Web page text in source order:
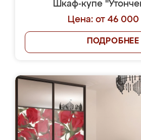
Шкаф-купе
Цена: от 46 000
ПОДРОБНЕЕ